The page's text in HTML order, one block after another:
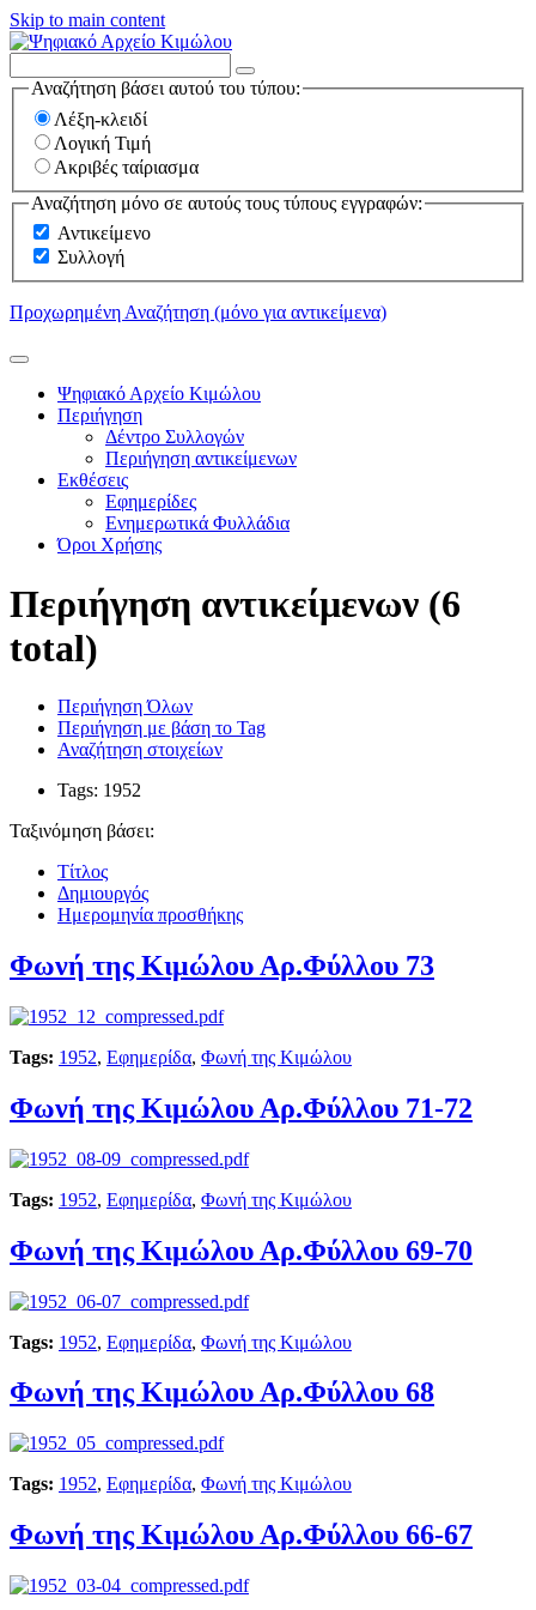
Skip to main content
Αναζήτηση βάσει αυτού του τύπου:
Λέξη-κλειδί
Λογική Τιμή
Ακριβές ταίριασμα
Αναζήτηση μόνο σε αυτούς τους τύπους εγγραφών:
Αντικείμενο
Συλλογή
Προχωρημένη Αναζήτηση (μόνο για αντικείμενα)
Ψηφιακό Αρχείο Κιμώλου
Περιήγηση
Δέντρο Συλλογών
Περιήγηση αντικείμενων
Εκθέσεις
Εφημερίδες
Ενημερωτικά Φυλλάδια
Όροι Χρήσης
Περιήγηση αντικείμενων (6
total)
Περιήγηση Όλων
Περιήγηση με βάση το Tag
Αναζήτηση στοιχείων
Tags: 1952
Ταξινόμηση βάσει:
Τίτλος
Δημιουργός
Ημερομηνία προσθήκης
Φωνή της Κιμώλου Αρ.Φύλλου 73
Tags: 1952, Εφημερίδα, Φωνή της Κιμώλου
Φωνή της Κιμώλου Αρ.Φύλλου 71-72
Tags: 1952, Εφημερίδα, Φωνή της Κιμώλου
Φωνή της Κιμώλου Αρ.Φύλλου 69-70
Tags: 1952, Εφημερίδα, Φωνή της Κιμώλου
Φωνή της Κιμώλου Αρ.Φύλλου 68
Tags: 1952, Εφημερίδα, Φωνή της Κιμώλου
Φωνή της Κιμώλου Αρ.Φύλλου 66-67